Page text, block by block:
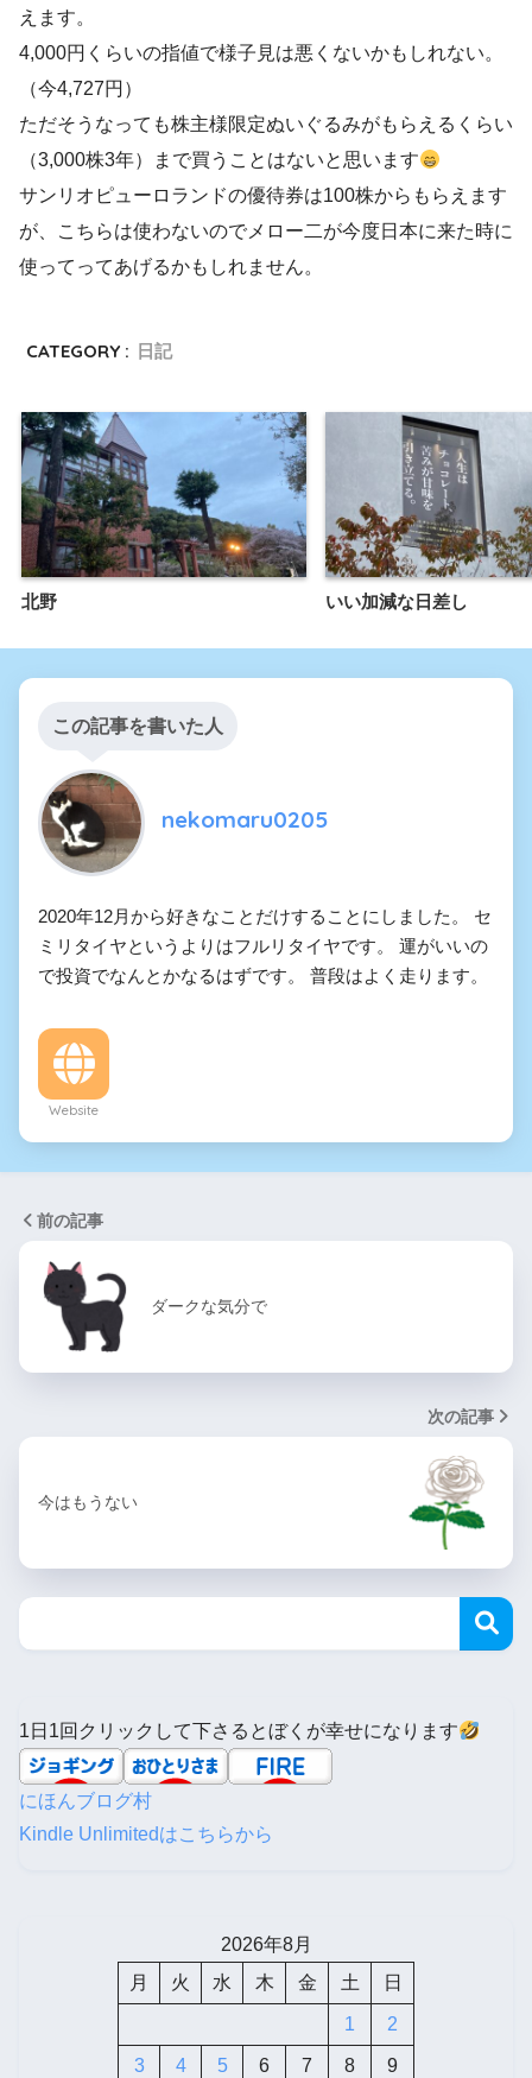
えます。
4,000円くらいの指値で様子見は悪くないかもしれない。
（今4,727円）
ただそうなっても株主様限定ぬいぐるみがもらえるくらい
（3,000株3年）まで買うことはないと思います
サンリオピューロランドの優待券は100株からもらえます
が、こちらは使わないのでメロー二が今度日本に来た時に
使ってってあげるかもしれません。
CATEGORY : 日記
北野 いい加減な日差し
この記事を書いた人
nekomaru0205
2020年12月から好きなことだけすることにしました。 セ
ミリタイヤというよりはフルリタイヤです。 運がいいの
で投資でなんとかなるはずです。 普段はよく走ります。
Website
前の記事
ダークな気分で
次の記事
今はもうない
1日1回クリックして下さるとぼくが幸せになります
にほんブログ村
Kindle Unlimitedはこちらから
2026年8月
月
火 水 木 金 土 日
1 2
3 4 5 6 7 8 9